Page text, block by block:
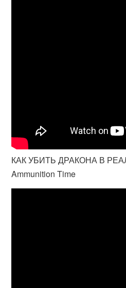
КАК УБИТЬ ДРАКОНА В
Ammunition Time